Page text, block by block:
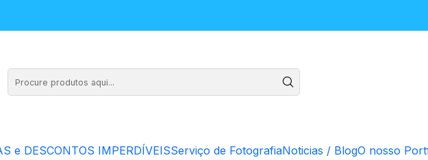
e DESCONTOS IMPERDÍVEISServiço de FotografiaNoticias / BlogO nosso
Desconto
- C/FOTO
Suporte de vela coração